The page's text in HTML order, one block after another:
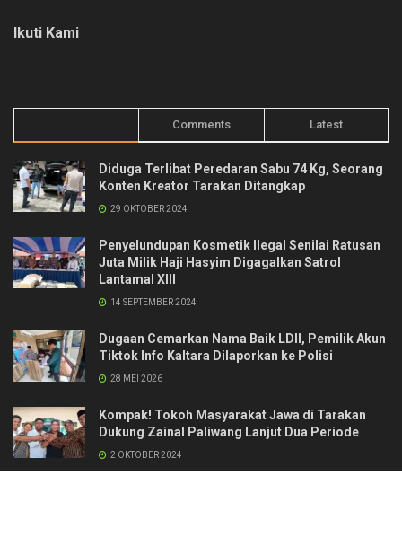
Ikuti Kami
Comments Latest
Diduga Terlibat Peredaran Sabu 74 Kg, Seorang
Konten Kreator Tarakan Ditangkap
29 OKTOBER 2024
Penyelundupan Kosmetik Ilegal Senilai Ratusan
Juta Milik Haji Hasyim Digagalkan Satrol
Lantamal XIII
14 SEPTEMBER 2024
Dugaan Cemarkan Nama Baik LDII, Pemilik Akun
Tiktok Info Kaltara Dilaporkan ke Polisi
28 MEI 2026
Kompak! Tokoh Masyarakat Jawa di Tarakan
Dukung Zainal Paliwang Lanjut Dua Periode
2 OKTOBER 2024